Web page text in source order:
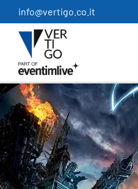
Salta
al
contenuto
info@vertigo.co.it